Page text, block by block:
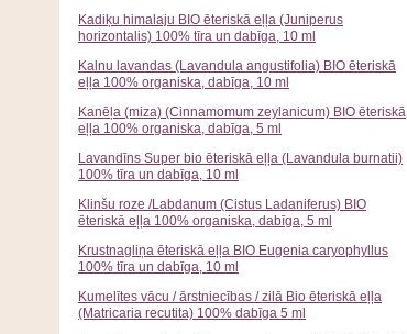
Kadiķu himalaju BIO ēteriskā eļļa (Juniperus
horizontalis) 100% tīra un dabīga, 10 ml
Kalnu lavandas (Lavandula angustifolia) BIO ēteriskā
eļļa 100% organiska, dabīga, 10 ml
Kanēļa (miza) (Cinnamomum zeylanicum) BIO ēteriskā
eļļa 100% organiska, dabīga, 5 ml
Lavandīns Super bio ēteriskā eļļa (Lavandula burnatii)
100% tīra un dabīga, 10 ml
Klinšu roze /Labdanum (Cistus Ladaniferus) BIO
ēteriskā eļļa 100% organiska, dabīga, 5 ml
Krustnagliņa ēteriskā eļļa BIO Eugenia caryophyllus
100% tīra un dabīga, 10 ml
Kumelītes vācu / ārstniecības / zilā Bio ēteriskā eļļa
(Matricaria recutita) 100% dabīga 5 ml